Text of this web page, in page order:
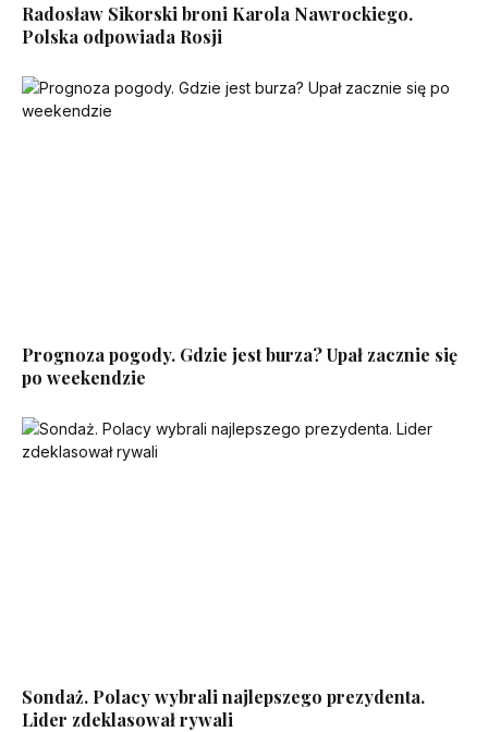
Radosław Sikorski broni Karola Nawrockiego.
Polska odpowiada Rosji
Prognoza pogody. Gdzie jest burza? Upał zacznie się
po weekendzie
Sondaż. Polacy wybrali najlepszego prezydenta.
Lider zdeklasował rywali